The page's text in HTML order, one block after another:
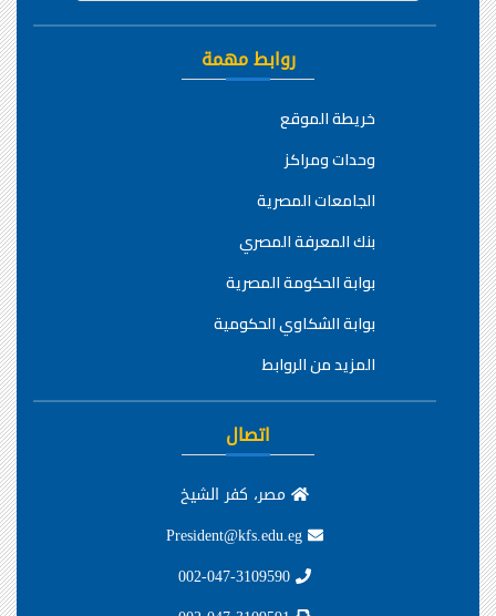
روابط مهمة
خريطة الموقع
وحدات ومراكز
الجامعات المصرية
بنك المعرفة المصري
بوابة الحكومة المصرية
بوابة الشكاوي الحكومية
المزيد من الروابط
اتصال
مصر، كفر الشيخ